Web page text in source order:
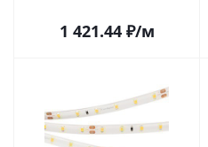
Саратове
1 421.44₽/м